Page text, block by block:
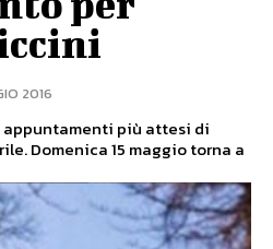
2016
appuntamenti più attesi di
a